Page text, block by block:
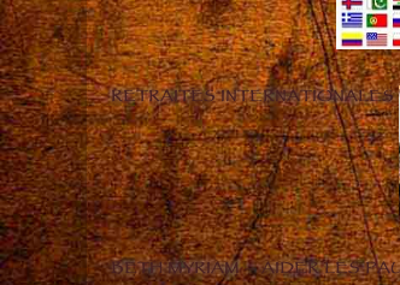
RETRAITES INTERNATIONALES
BETH MYRIAM – AIDER LES